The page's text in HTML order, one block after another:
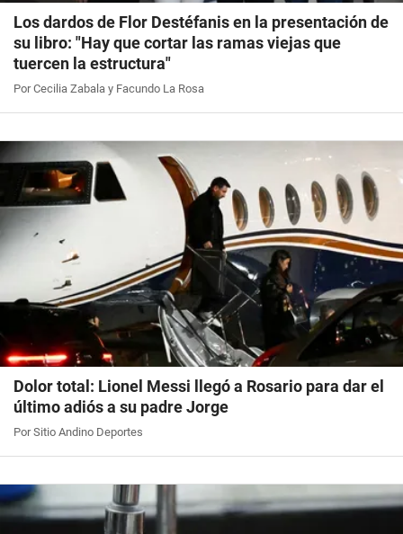
Los dardos de Flor Destéfanis en la presentación de
su libro: "Hay que cortar las ramas viejas que
tuercen la estructura"
Por Cecilia Zabala y Facundo La Rosa
Dolor total: Lionel Messi llegó a Rosario para dar el
último adiós a su padre Jorge
Por Sitio Andino Deportes